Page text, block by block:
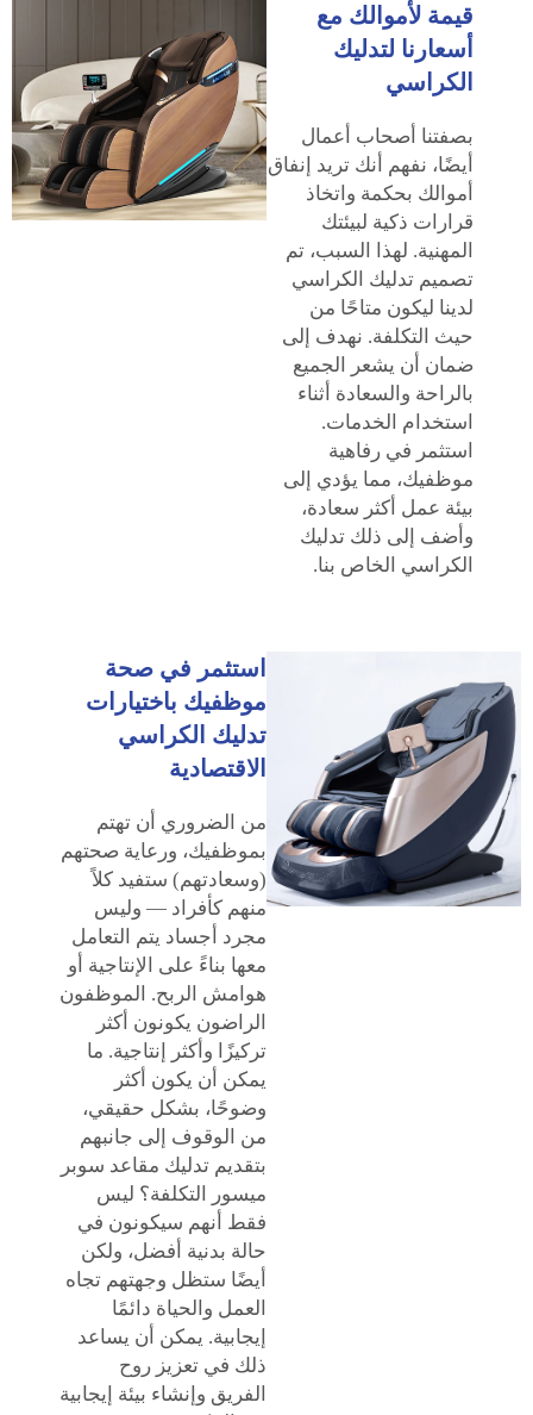
قيمة لأموالك مع
أسعارنا لتدليك
الكراسي
بصفتنا أصحاب أعمال
أيضًا، نفهم أنك تريد إنفاق
أموالك بحكمة واتخاذ
قرارات ذكية لبيئتك
المهنية. لهذا السبب، تم
تصميم تدليك الكراسي
لدينا ليكون متاحًا من
حيث التكلفة. نهدف إلى
ضمان أن يشعر الجميع
بالراحة والسعادة أثناء
استخدام الخدمات.
استثمر في رفاهية
موظفيك، مما يؤدي إلى
بيئة عمل أكثر سعادة،
وأضف إلى ذلك تدليك
الكراسي الخاص بنا.
استثمر في صحة
موظفيك باختيارات
تدليك الكراسي
الاقتصادية
من الضروري أن تهتم
بموظفيك، ورعاية صحتهم
(وسعادتهم) ستفيد كلاً
منهم كأفراد — وليس
مجرد أجساد يتم التعامل
معها بناءً على الإنتاجية أو
هوامش الربح. الموظفون
الراضون يكونون أكثر
تركيزًا وأكثر إنتاجية. ما
يمكن أن يكون أكثر
وضوحًا، بشكل حقيقي،
من الوقوف إلى جانبهم
بتقديم تدليك مقاعد سوبر
ميسور التكلفة؟ ليس
فقط أنهم سيكونون في
حالة بدنية أفضل، ولكن
أيضًا ستظل وجهتهم تجاه
العمل والحياة دائمًا
إيجابية. يمكن أن يساعد
ذلك في تعزيز روح
الفريق وإنشاء بيئة إيجابية